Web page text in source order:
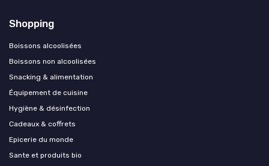
Shopping
Boissons alcoolisées
Boissons non alcoolisées
Snacking & alimentation
Équipement de cuisine
Hygiène & désinfection
Cadeaux & coffrets
Epicerie du monde
Sante et produits bio